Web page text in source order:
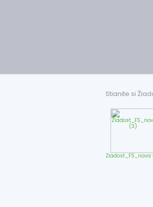
Stianite si
Ziadost_FS_nova